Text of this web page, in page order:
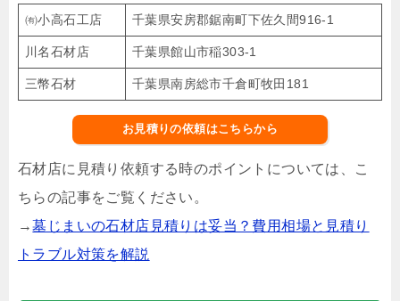
㈲小高石工店 千葉県安房郡鋸南町下佐久間916-1
川名石材店 千葉県館山市稲303-1
三幣石材 千葉県南房総市千倉町牧田181
お見積りの依頼はこちらから
石材店に見積り依頼する時のポイントについては、こ
ちらの記事をご覧ください。
→墓じまいの石材店見積りは妥当？費用相場と見積り
トラブル対策を解説